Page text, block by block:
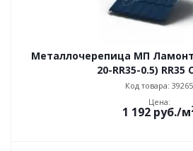
Металлочерепица МП
20-RR35-0.5) RR35
Код товара: 39265
Цена:
1 192 руб./м